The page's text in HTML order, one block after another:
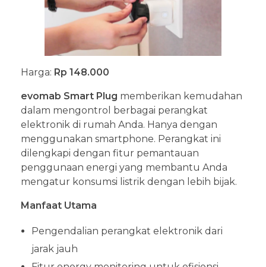
Harga: Rp 148.000
evomab Smart Plug memberikan kemudahan
dalam mengontrol berbagai perangkat
elektronik di rumah Anda. Hanya dengan
menggunakan smartphone. Perangkat ini
dilengkapi dengan fitur pemantauan
penggunaan energi yang membantu Anda
mengatur konsumsi listrik dengan lebih bijak.
Manfaat Utama
Pengendalian perangkat elektronik dari
jarak jauh